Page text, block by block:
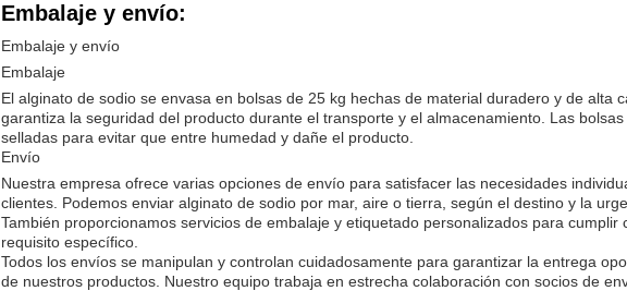
Embalaje y envío:
Embalaje y envío
Embalaje
El alginato de sodio se envasa en bolsas de 25 kg hechas de material duradero y de alta
garantiza la seguridad del producto durante el transporte y el almacenamiento. Las bolsas
selladas para evitar que entre humedad y dañe el producto.
Envío
Nuestra empresa ofrece varias opciones de envío para satisfacer las necesidades
clientes. Podemos enviar alginato de sodio por mar, aire o tierra, según el destino y la
También proporcionamos servicios de embalaje y etiquetado personalizados para cumplir
requisito específico.
Todos los envíos se manipulan y controlan cuidadosamente para garantizar la entrega
de nuestros productos. Nuestro equipo trabaja en estrecha colaboración con socios de